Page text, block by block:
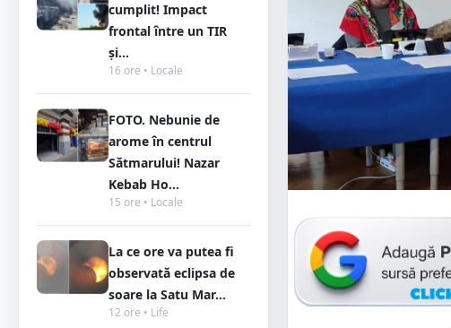
cumplit! Impact
frontal între un TIR
și...
16 ore • Locale
FOTO. Nebunie de
arome în centrul
Sătmarului! Nazar
Kebab Ho...
15 ore • Locale
La ce ore va putea fi
observată eclipsa de
soare la Satu Mar...
12 ore • Life